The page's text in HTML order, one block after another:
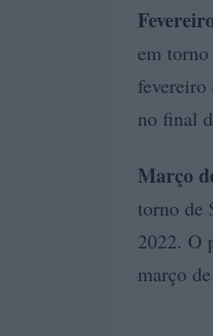
em
no final
Março
torno de
2022. O
março